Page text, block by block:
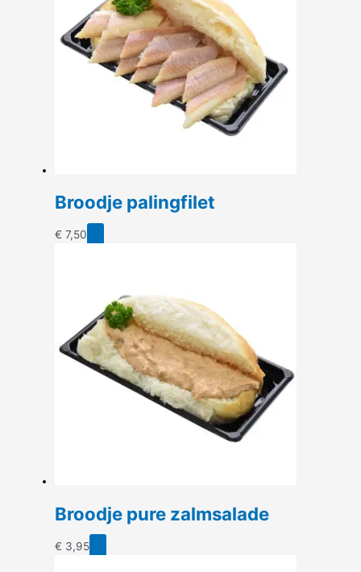
Broodje palingfilet
€ 7,50
Broodje pure zalmsalade
€ 3,95